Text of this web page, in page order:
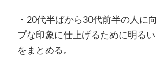
・20代半ばから30代前半の人に
プな印象に仕上げるために明る
をまとめる。